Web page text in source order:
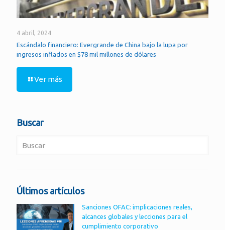
4 abril, 2024
Escándalo financiero: Evergrande de China bajo la lupa por
ingresos inflados en $78 mil millones de dólares
Ver más
Buscar
Últimos artículos
Sanciones OFAC: implicaciones reales,
alcances globales y lecciones para el
cumplimiento corporativo